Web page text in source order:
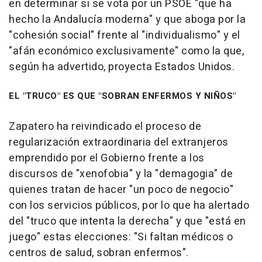
en determinar si se vota por un PSOE "que ha
hecho la Andalucía moderna" y que aboga por la
"cohesión social" frente al "individualismo" y el
"afán económico exclusivamente" como la que,
según ha advertido, proyecta Estados Unidos.
EL "TRUCO" ES QUE "SOBRAN ENFERMOS Y NIÑOS"
Zapatero ha reivindicado el proceso de
regularización extraordinaria del extranjeros
emprendido por el Gobierno frente a los
discursos de "xenofobia" y la "demagogia" de
quienes tratan de hacer "un poco de negocio"
con los servicios públicos, por lo que ha alertado
del "truco que intenta la derecha" y que "está en
juego" estas elecciones: "Si faltan médicos o
centros de salud, sobran enfermos".